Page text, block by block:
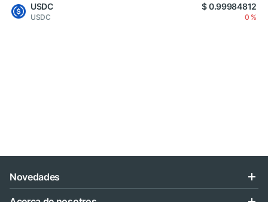
USDC
USDC
$ 0.99984812
0 %
Novedades